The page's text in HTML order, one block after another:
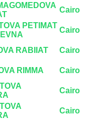
Cairo
PETIMAT
Cairo
RABIIAT Cairo
RIMMA Cairo
Cairo
Cairo